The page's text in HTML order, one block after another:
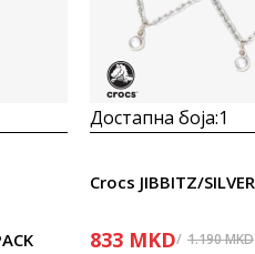
Достапна боја:1
833 MKD 1.190MKD